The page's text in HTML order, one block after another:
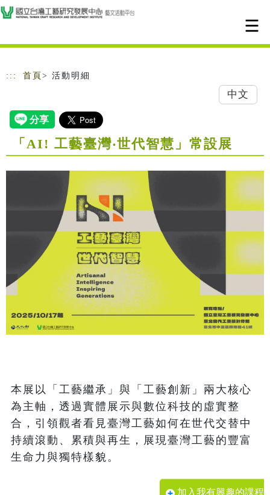
跳到主要內容
網站導覽
::: 首頁 > 活動明細
中文
「AI! 工藝臺灣‧世代智慧」常設展
本展以「工藝繼承」與「工藝創新」兩大核心
為主軸，透過實體展示與數位科技的虛實整
合，引領觀者看見臺灣工藝如何在世代交替中
持續滾動、累積與再生，展現臺灣工藝的豐富
加入我有興趣的課程